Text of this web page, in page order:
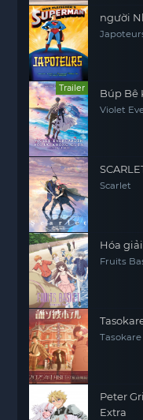
người
Trailer Búp Bê
Violet
Scarlet
Hóa
Fruits
Peter
Extra